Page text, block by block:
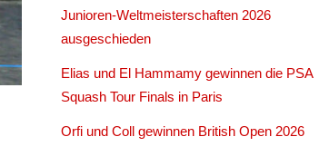
Junioren-Weltmeisterschaften 2026
ausgeschieden
Elias und El Hammamy gewinnen die PSA
Squash Tour Finals in Paris
Orfi und Coll gewinnen British Open 2026